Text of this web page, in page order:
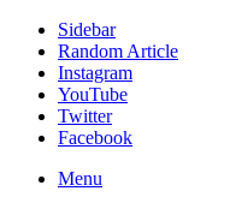
Sidebar
Random Article
Instagram
YouTube
Twitter
Facebook
Menu